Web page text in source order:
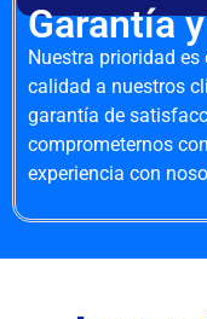
Garantía
Nuestra prioridad
calidad a nuestros
garantía de
comprometernos
experiencia con